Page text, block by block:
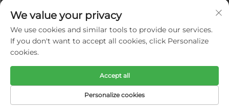
연락처
저작권 © 샤먼 홍성 하드웨어 스프링 주식회사. 모든 권리 보유 -
개인정보 보
호정책
We value your privacy
We use cookies and similar tools to provide our services.
If you don't want to accept all cookies, click Personalize
cookies.
Personalize cookies
Accept all